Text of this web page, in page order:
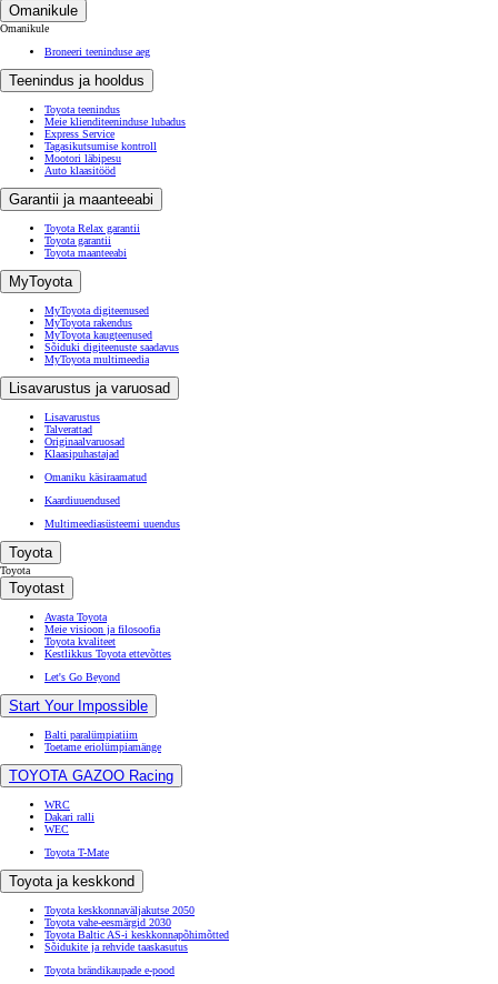
Omanikule
Omanikule
Broneeri teeninduse aeg
Teenindus ja hooldus
Toyota teenindus
Meie klienditeeninduse lubadus
Express Service
Tagasikutsumise kontroll
Mootori läbipesu
Auto klaasitööd
Garantii ja maanteeabi
Toyota Relax garantii
Toyota garantii
Toyota maanteeabi
MyToyota
MyToyota digiteenused
MyToyota rakendus
MyToyota kaugteenused
Sõiduki digiteenuste saadavus
MyToyota multimeedia
Lisavarustus ja varuosad
Lisavarustus
Talverattad
Originaalvaruosad
Klaasipuhastajad
Omaniku käsiraamatud
Kaardiuuendused
Multimeediasüsteemi uuendus
Toyota
Toyota
Toyotast
Avasta Toyota
Meie visioon ja filosoofia
Toyota kvaliteet
Kestlikkus Toyota ettevõttes
Let's Go Beyond
Start Your Impossible
Balti paralümpiatiim
Toetame eriolümpiamänge
TOYOTA GAZOO Racing
WRC
Dakari ralli
WEC
Toyota T-Mate
Toyota ja keskkond
Toyota keskkonnaväljakutse 2050
Toyota vahe-eesmärgid 2030
Toyota Baltic AS-i keskkonnapõhimõtted
Sõidukite ja rehvide taaskasutus
Toyota brändikaupade e-pood